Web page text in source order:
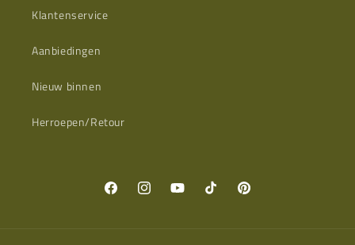
Klantenservice
Aanbiedingen
Nieuw binnen
Herroepen/Retour
FacebookInstagramYouTubeTikTok Pinterest